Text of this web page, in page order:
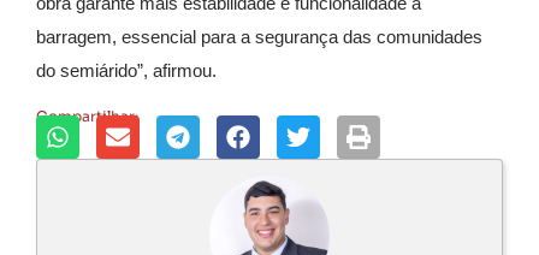
barragem, essencial para a segurança das comunidades
do semiárido”, afirmou.
Compartilhar: